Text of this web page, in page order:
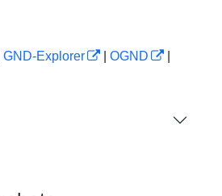
GND-Explorer OGND